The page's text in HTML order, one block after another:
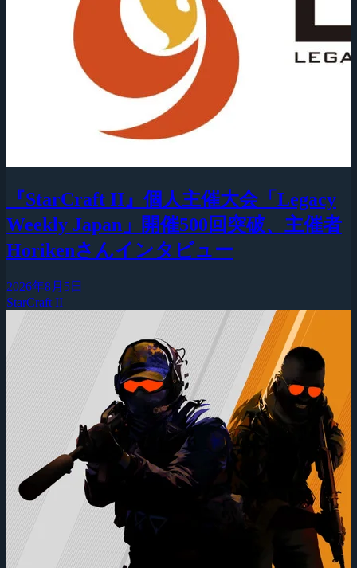
『StarCraft II』個人主催大会「Legacy
Weekly Japan」開催500回突破、主催者
Horikenさんインタビュー
2026年8月5日
StarCraft II